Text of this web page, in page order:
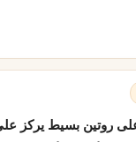
روتين بسيط يركز